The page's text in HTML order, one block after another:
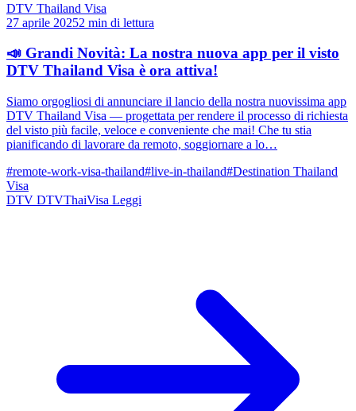
DTV Thailand Visa
27 aprile 20252 min di lettura
📣 Grandi Novità: La nostra nuova app per il visto
DTV Thailand Visa è ora attiva!
Siamo orgogliosi di annunciare il lancio della nostra nuovissima app
DTV Thailand Visa — progettata per rendere il processo di richiesta
del visto più facile, veloce e conveniente che mai! Che tu stia
pianificando di lavorare da remoto, soggiornare a lo…
#remote-work-visa-thailand#live-in-thailand#Destination Thailand
Visa
DTV DTVThaiVisa Leggi